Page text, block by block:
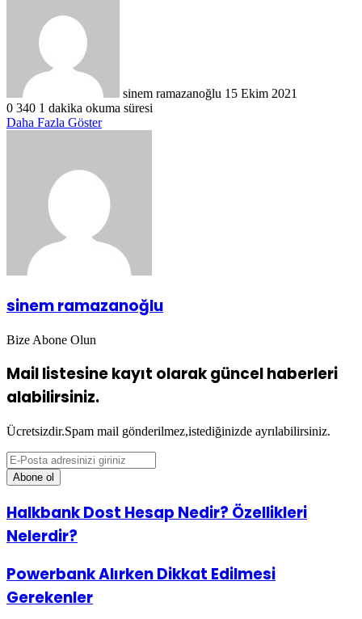
sinem ramazanoğlu 15 Ekim 2021
0 340 1 dakika okuma süresi
Daha Fazla Göster
sinem ramazanoğlu
Bize Abone Olun
Mail listesine kayıt olarak güncel haberleri
alabilirsiniz.
Ücretsizdir.Spam mail gönderilmez,istediğinizde ayrılabilirsiniz.
E-
Posta
adresinizi
Halkbank
Dost
Hesap
Özellikleri
Nelerdir?
Halkbank Dost Hesap Nedir? Özellikleri
Nelerdir?
Powerbank
Alırken
Dikkat
Powerbank Alırken Dikkat Edilmesi
Gerekenler